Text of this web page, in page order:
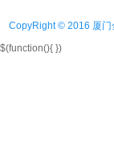
CopyRight © 2016 厦
$(function(){ })